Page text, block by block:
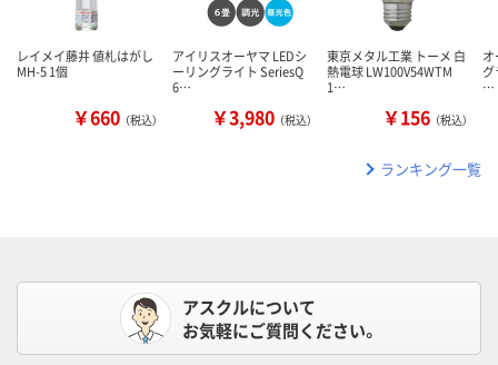
レイメイ藤井 値札はがし
MH-5 1個
￥660 （税込）
アイリスオーヤマ LEDシ
ーリングライト SeriesQ
6…
￥3,980 （税込）
東京メタル工業 トーメ 白
熱電球 LW100V54WTM
1…
￥156 （税込）
…
ランキング一覧
アスクルについて
お気軽にご質問ください。